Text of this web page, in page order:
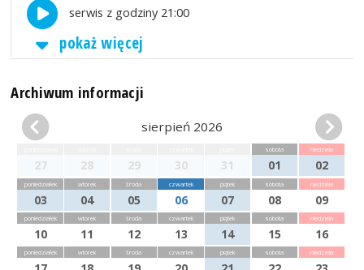
serwis z godziny 21:00
pokaż więcej
Archiwum informacji
sierpień 2026
27 28 29 30 31
sobota
01
niedziela
02
poniedziałek
03
wtorek
04
środa
05
czwartek
06
piątek
07
sobota
08
niedziela
09
poniedziałek
10
wtorek
11
środa
12
czwartek
13
piątek
14
sobota
15
niedziela
16
poniedziałek wtorek środa czwartek piątek sobota niedziela